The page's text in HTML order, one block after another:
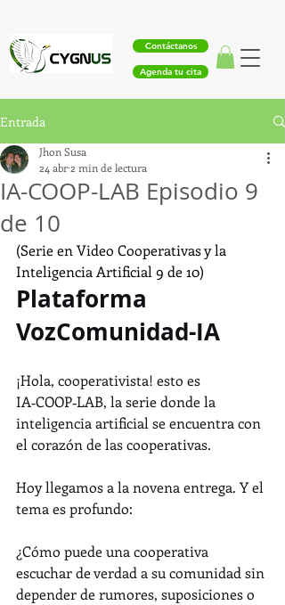
Agenda tu cita
Contáctanos
Entrada
IA-COOP-LAB Episodio 9
de 10
Jhon Susa
24 abr2 min de lectura
(Serie en Video Cooperativas y la
Inteligencia Artificial 9 de 10)
Plataforma
VozComunidad-IA
¡Hola, cooperativista! esto es
IA‑COOP‑LAB, la serie donde la
inteligencia artificial se encuentra con
el corazón de las cooperativas.
Hoy llegamos a la novena entrega. Y el
tema es profundo:
¿Cómo puede una cooperativa
escuchar de verdad a su comunidad sin
depender de rumores, suposiciones o